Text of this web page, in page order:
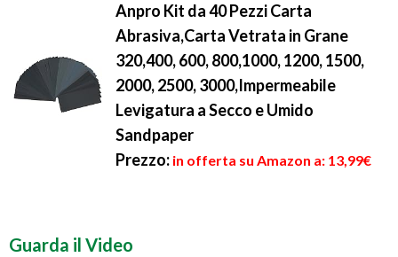
Anpro Kit da 40 Pezzi Carta
Abrasiva,Carta Vetrata in Grane
320,400, 600, 800,1000, 1200, 1500,
2000, 2500, 3000,Impermeabile
Levigatura a Secco e Umido
Sandpaper
Prezzo: in offerta su Amazon a: 13,99€
Guarda il Video